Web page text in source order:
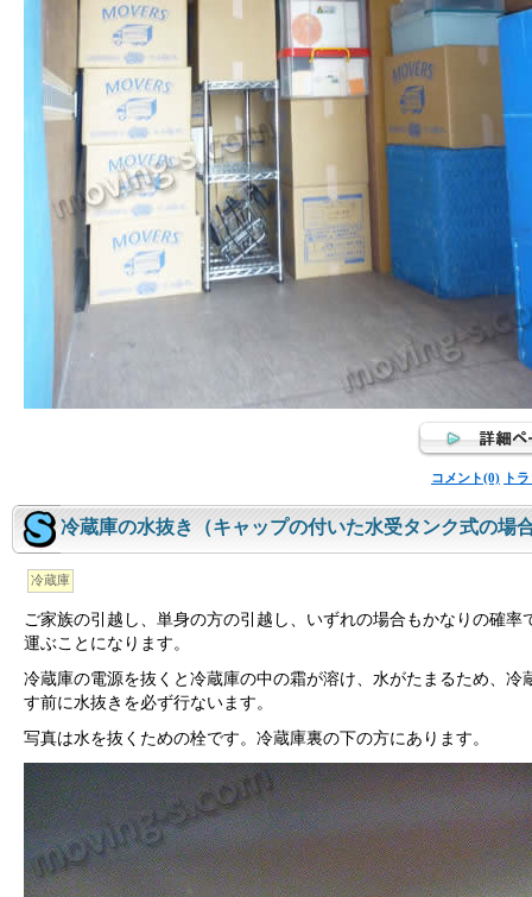
コメント(0) ト
冷蔵庫の水抜き（キャップの付いた水受タンク式の場
冷蔵庫
ご家族の引越し、単身の方の引越し、いずれの場合もかなりの確率
運ぶことになります。
冷蔵庫の電源を抜くと冷蔵庫の中の霜が溶け、水がたまるため、冷
す前に水抜きを必ず行ないます。
写真は水を抜くための栓です。冷蔵庫裏の下の方にあります。